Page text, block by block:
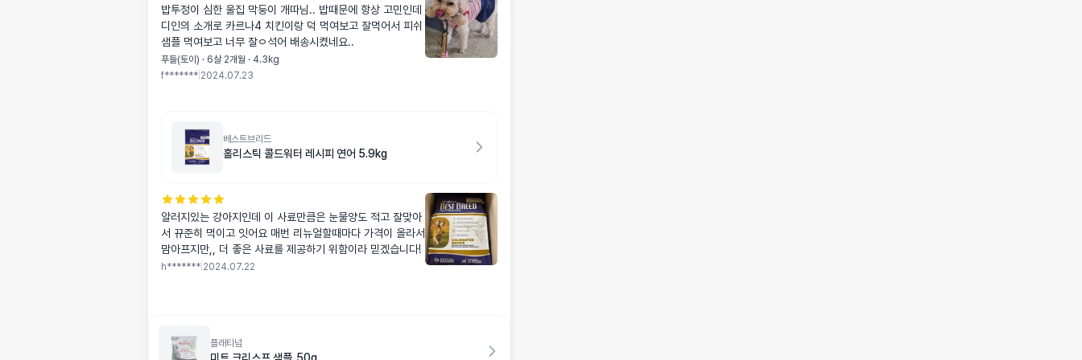
밥투정이 심한 울집 막둥이 개따님.. 밥때문에 항상 고민인데
디인의 소개로 카르나4 치킨이랑 덕 먹여보고 잘먹어서 피쉬
샘플 먹여보고 너무 잘ㅇ석어 배송시켰네요..
푸들(토이) · 6살 2개월 · 4.3kg
f******* 2024.07.23
베스트브리드
홀리스틱 콜드워터 레시피 연어 5.9kg
알러지있는 강아지인데 이 사료만큼은 눈물양도 적고 잘맞아
서 뀨준히 먹이고 잇어요 매번 리뉴얼할때마다 가격이 올라서
맘아프지만,, 더 좋은 사료를 제공하기 위함이라 믿겠습니다!
h******* 2024.07.22
플래티넘